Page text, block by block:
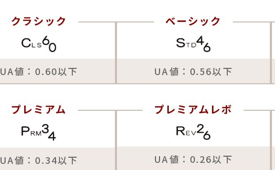
クラシック
UA値：0.60以下
ベーシック
UA値：0.56以下
プレミアム
UA値：0.34以下
プレミアムレボ
UA値：0.26以下